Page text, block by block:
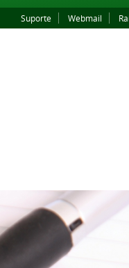
Suporte Webmail